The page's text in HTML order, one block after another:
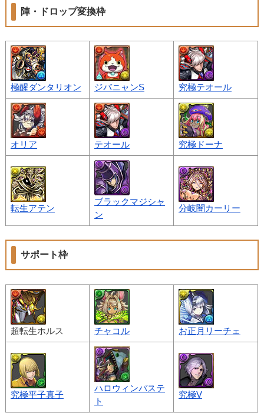
陣・ドロップ変換枠
極醒ダンタリオン ジバニャンS 究極テオール
オリア テオール 究極ドーナ
転生アテン
ブラックマジシャ
ン
分岐闇カーリー
サポート枠
超転生ホルス チャコル お正月リーチェ
究極平子真子
ハロウィンバステ
ト
究極V